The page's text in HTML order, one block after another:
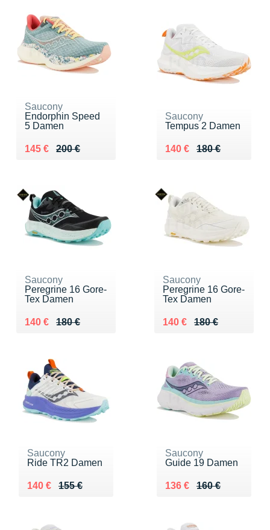
Saucony
Endorphin Speed
5 Damen
200 €
Au lieu de 200 €
145 €
Vendu 145 €
Saucony
Tempus 2 Damen
180 €
Au lieu de 180 €
140 €
Vendu 140 €
Saucony
Peregrine 16 Gore-
Tex Damen
180 €
Au lieu de 180 €
140 €
Vendu 140 €
Saucony
Peregrine 16 Gore-
Tex Damen
180 €
Au lieu de 180 €
140 €
Vendu 140 €
Saucony
Ride TR2 Damen
155 €
Au lieu de 155 €
140 €
Vendu 140 €
Saucony
Guide 19 Damen
160 €
Au lieu de 160 €
136 €
Vendu 136 €